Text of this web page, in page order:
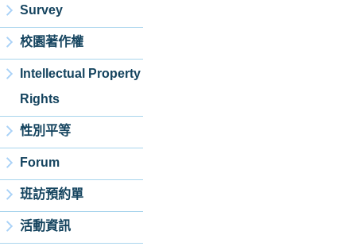
Survey
校園著作權
Intellectual Property
Rights
性別平等
Forum
班訪預約單
活動資訊